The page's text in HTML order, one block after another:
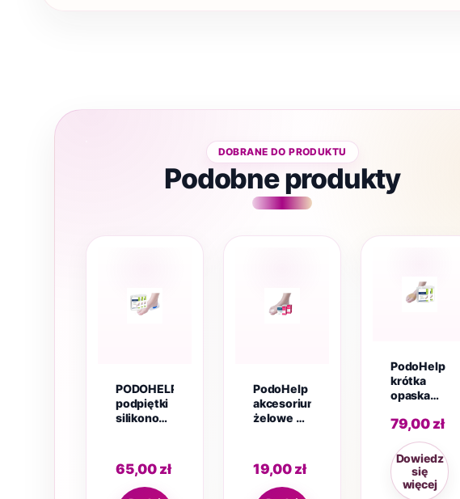
Podobne produkty
PODOHELP
podpiętki
silikonowe
65,00 zł
PodoHelp
akcesorium
żelowe do
19,00 zł
PodoHelp
krótka
opaska
przodostopie
2 szt M/L
79,00 zł
Dowiedz
się
więcej